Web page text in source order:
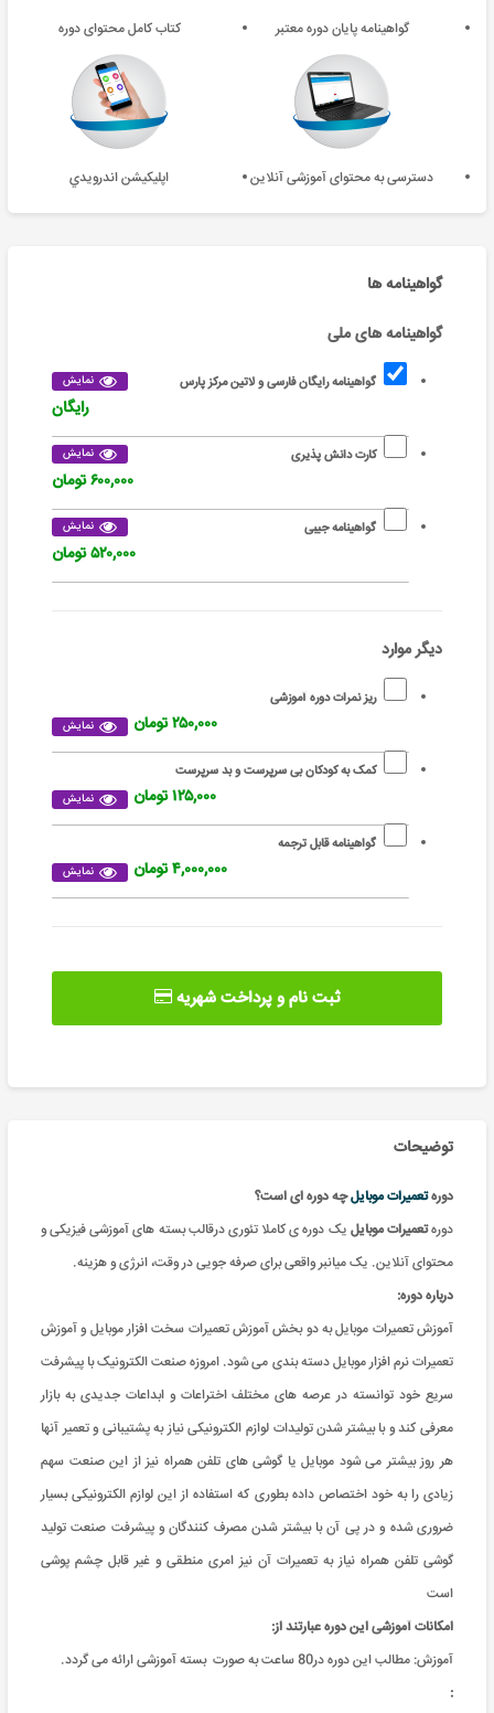
گواهینامه پایان دوره معتبر کتاب کامل محتوای دوره
دسترسی به محتوای آموزشی آنلاین اپليکيشن اندرويدي
گواهینامه ها
گواهینامه های ملی
گواهینامه رایگان فارسی و لاتین مرکز پارس نمایش
رایگان
کارت دانش پذیری نمایش
۶۰۰,۰۰۰ تومان
گواهینامه جیبی نمایش
۵۲۰,۰۰۰ تومان
دیگر موارد
ریز نمرات دوره آموزشی
نمایش ۲۵۰,۰۰۰ تومان
کمک به کودکان بی سرپرست و بد سرپرست
نمایش ۱۲۵,۰۰۰ تومان
گواهینامه قابل ترجمه
نمایش ۴,۰۰۰,۰۰۰ تومان
ثبت نام و پرداخت شهریه
توضیحات
دورهتعمیرات موبایلچه دوره ای است؟
دورهتعمیرات موبایل یک دوره ی کاملا تئوری درقالب بسته های آموزشی فیزیکی و
محتوای آنلاین. یک میانبر واقعی برای صرفه جویی در وقت، انرژی و هزینه.
درباره دوره:
آموزش تعمیرات موبایل به دو بخش آموزش تعمیرات سخت افزار موبایل و آموزش
تعمیرات نرم افزار موبایل دسته بندی می شود. امروزه صنعت الکترونیک با پیشرفت
سریع خود توانسته در عرصه های مختلف اختراعات و ابداعات جدیدی به بازار
معرفی کند و با بیشتر شدن تولیدات لوازم الکترونیکی نیاز به پشتیبانی و تعمیر آنها
هر روز بیشتر می شود موبایل یا گوشی های تلفن همراه نیز از این صنعت سهم
زیادی را به خود اختصاص داده بطوری که استفاده از این لوازم الکترونیکی بسیار
ضروری شده و در پی آن با بیشتر شدن مصرف کنندگان و پیشرفت صنعت تولید
گوشی تلفن همراه نیاز به تعمیرات آن نیز امری منطقی و غیر قابل چشم پوشی
است
امکانات آموزشی این دوره عبارتند از:
آموزش: مطالب این دوره در80 ساعت به صورت بسته آموزشی ارائه می گردد.
: